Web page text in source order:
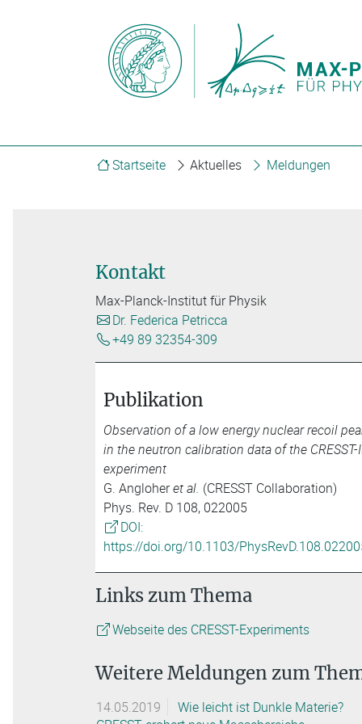
Startseite Aktuelles Meldungen
Kontakt
Max-Planck-Institut für Physik
Dr. Federica Petricca
+49 89 32354-309
Publikation
Observation of a low energy nuclear recoil
in the neutron calibration data of the CRESST-
experiment
G. Angloheret al. (CRESST Collaboration)
Phys. Rev. D 108, 022005
DOI:
https://doi.org/10.1103/
Links zum Thema
Webseite des CRESST-Experiments
Weitere Meldungen zum
14.05.2019
Wie leicht ist Dunkle Materie?